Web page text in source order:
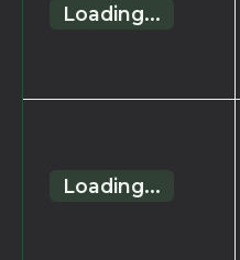
Loading...
Loading...